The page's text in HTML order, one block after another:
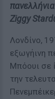
Ziggy
Λονδίνο,
εξωγήινη
Μπόουι σε
την